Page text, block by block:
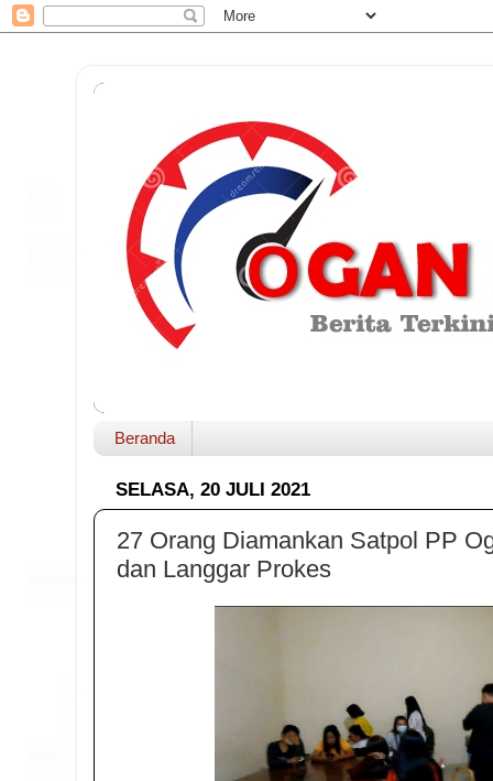
Beranda
SELASA, 20 JULI 2021
27 Orang Diamankan Satpol PP
dan Langgar Prokes